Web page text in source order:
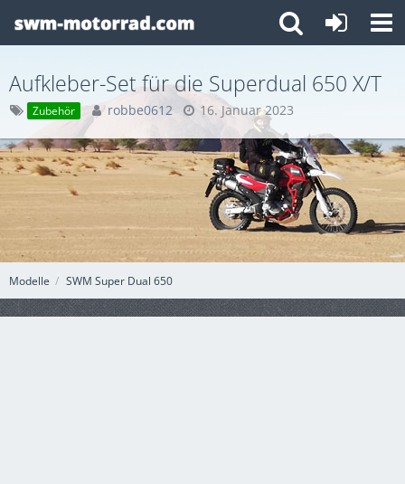
Modelle SWM Super Dual 650
Aufkleber-Set für die Superdual 650 X/T
Zubehör robbe0612 16. Januar 2023